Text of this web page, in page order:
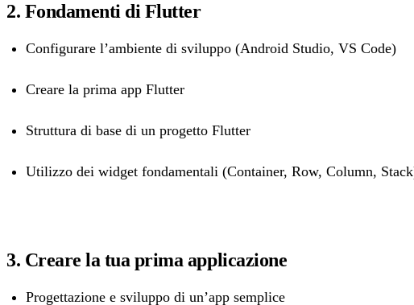
2. Fondamenti di Flutter
Configurare l’ambiente di sviluppo (Android Studio, VS Code)
Creare la prima app Flutter
Struttura di base di un progetto Flutter
Utilizzo dei widget fondamentali (Container, Row, Column,
3. Creare la tua prima applicazione
Progettazione e sviluppo di un’app semplice